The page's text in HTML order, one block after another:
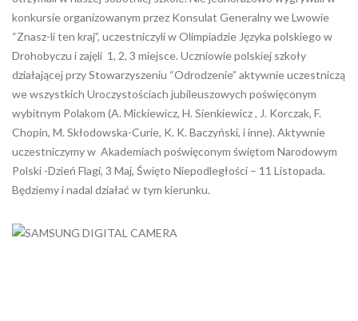
konkursie organizowanym przez Konsulat Generalny we Lwowie
“Znasz-li ten kraj”, uczestniczyli w Olimpiadzie Języka polskiego w
Drohobyczu i zajęli 1, 2, 3 miejsce. Uczniowie polskiej szkoły
działającej przy Stowarzyszeniu “Odrodzenie” aktywnie uczestniczą
we wszystkich Uroczystościach jubileuszowych poświęconym
wybitnym Polakom (A. Mickiewicz, H. Sienkiewicz , J. Korczak, F.
Chopin, M. Skłodowska-Curie, K. K. Baczyński, i inne). Aktywnie
uczestniczymy w Akademiach poświęconym świętom Narodowym
Polski -Dzień Flagi, 3 Maj, Święto Niepodległości – 11 Listopada.
Będziemy i nadal działać w tym kierunku.